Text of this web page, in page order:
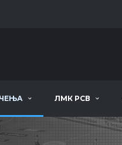
ЛМК РСВ